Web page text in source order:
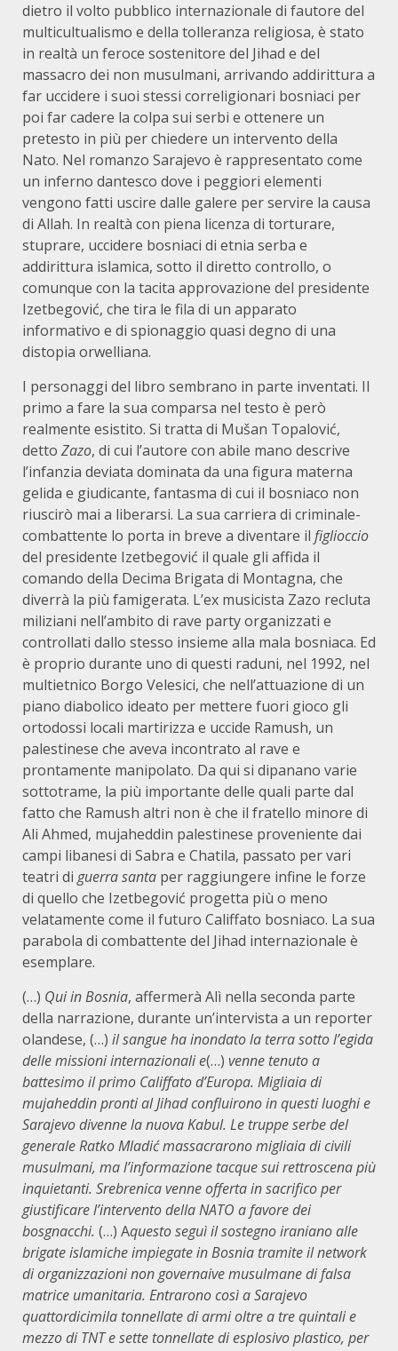
dietro il volto pubblico internazionale di fautore del
multicultualismo e della tolleranza religiosa, è stato
in realtà un feroce sostenitore del Jihad e del
massacro dei non musulmani, arrivando addirittura a
far uccidere i suoi stessi correligionari bosniaci per
poi far cadere la colpa sui serbi e ottenere un
pretesto in più per chiedere un intervento della
Nato. Nel romanzo Sarajevo è rappresentato come
un inferno dantesco dove i peggiori elementi
vengono fatti uscire dalle galere per servire la causa
di Allah. In realtà con piena licenza di torturare,
stuprare, uccidere bosniaci di etnia serba e
addirittura islamica, sotto il diretto controllo, o
comunque con la tacita approvazione del presidente
Izetbegović, che tira le fila di un apparato
informativo e di spionaggio quasi degno di una
distopia orwelliana.
I personaggi del libro sembrano in parte inventati. Il
primo a fare la sua comparsa nel testo è però
realmente esistito. Si tratta di Mušan Topalović,
detto Zazo, di cui l’autore con abile mano descrive
l’infanzia deviata dominata da una figura materna
gelida e giudicante, fantasma di cui il bosniaco non
riuscirò mai a liberarsi. La sua carriera di criminale-
combattente lo porta in breve a diventare il figlioccio
del presidente Izetbegović il quale gli affida il
comando della Decima Brigata di Montagna, che
diverrà la più famigerata. L’ex musicista Zazo recluta
miliziani nell’ambito di rave party organizzati e
controllati dallo stesso insieme alla mala bosniaca. Ed
è proprio durante uno di questi raduni, nel 1992, nel
multietnico Borgo Velesici, che nell’attuazione di un
piano diabolico ideato per mettere fuori gioco gli
ortodossi locali martirizza e uccide Ramush, un
palestinese che aveva incontrato al rave e
prontamente manipolato. Da qui si dipanano varie
sottotrame, la più importante delle quali parte dal
fatto che Ramush altri non è che il fratello minore di
Ali Ahmed, mujaheddin palestinese proveniente dai
campi libanesi di Sabra e Chatila, passato per vari
teatri di guerra santa per raggiungere infine le forze
di quello che Izetbegović progetta più o meno
velatamente come il futuro Califfato bosniaco. La sua
parabola di combattente del Jihad internazionale è
esemplare.
(…) Qui in Bosnia, affermerà Alì nella seconda parte
della narrazione, durante un’intervista a un reporter
olandese, (…) il sangue ha inondato la terra sotto l’egida
delle missioni internazionali e(…) venne tenuto a
battesimo il primo Califfato d’Europa. Migliaia di
mujaheddin pronti al Jihad confluirono in questi luoghi e
Sarajevo divenne la nuova Kabul. Le truppe serbe del
generale Ratko Mladić massacrarono migliaia di civili
musulmani, ma l’informazione tacque sui rettroscena più
inquietanti. Srebrenica venne offerta in sacrifico per
giustificare l’intervento della NATO a favore dei
bosgnacchi. (…) Aquesto seguì il sostegno iraniano alle
brigate islamiche impiegate in Bosnia tramite il network
di organizzazioni non governaive musulmane di falsa
matrice umanitaria. Entrarono così a Sarajevo
quattordicimila tonnellate di armi oltre a tre quintali e
mezzo di TNT e sette tonnellate di esplosivo plastico, per